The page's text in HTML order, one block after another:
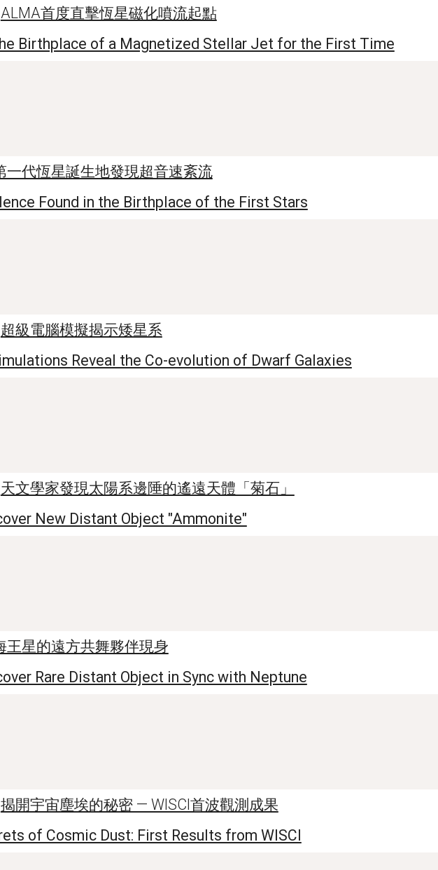
ALMA首度直擊恆星磁化噴流起點
Birthplace of a Magnetized Stellar Jet for the First Time
一代恆星誕生地發現超音速紊流
Found in the Birthplace of the First Stars
超級電腦模擬揭示矮星系
Reveal the Co-evolution of Dwarf Galaxies
天文學家發現太陽系邊陲的遙遠天體「菊石」
New Distant Object "Ammonite"
王星的遠方共舞夥伴現身
Rare Distant Object in Sync with Neptune
揭開宇宙塵埃的秘密 — WISCI首波觀測成果
of Cosmic Dust: First Results from WISCI